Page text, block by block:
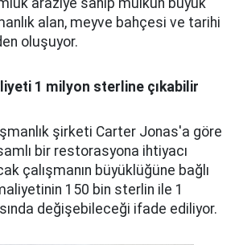
alan, meyve bahçesi ve tarihi
oluşuyor.
1 milyon sterline çıkabilir
şirketi Carter Jonas'a göre
bir restorasyona ihtiyacı
çalışmanın büyüklüğüne bağlı
150 bin sterlin ile 1
değişebileceği ifade ediliyor.